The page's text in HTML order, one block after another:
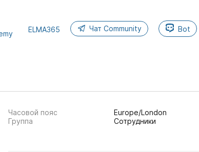
ELMA365 Чат Community Bot
Часовой пояс
Europe/London
Группа
Сотрудники